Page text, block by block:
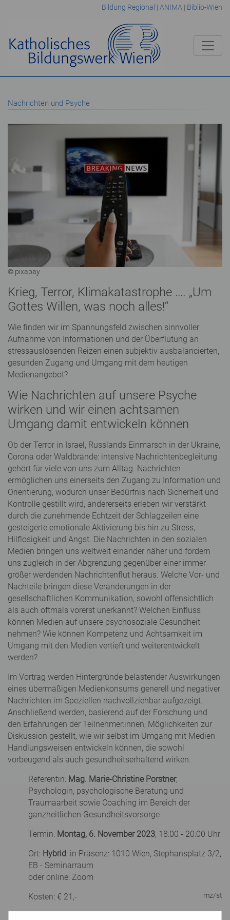
Bildung Regional | ANIMA | Biblio-Wien
Nachrichten und Psyche
© pixabay
Krieg, Terror, Klimakatastrophe …. „Um
Gottes Willen, was noch alles!“
Wie finden wir im Spannungsfeld zwischen sinnvoller
Aufnahme von Informationen und der Überflutung an
stressauslösenden Reizen einen subjektiv ausbalancierten,
gesunden Zugang und Umgang mit dem heutigen
Medienangebot?
Wie Nachrichten auf unsere Psyche
wirken und wir einen achtsamen
Umgang damit entwickeln können
Ob der Terror in Israel, Russlands Einmarsch in der Ukraine,
Corona oder Waldbrände: intensive Nachrichtenbegleitung
gehört für viele von uns zum Alltag. Nachrichten
ermöglichen uns einerseits den Zugang zu Information und
Orientierung, wodurch unser Bedürfnis nach Sicherheit und
Kontrolle gestillt wird, andererseits erleben wir verstärkt
durch die zunehmende Echtzeit der Schlagzeilen eine
gesteigerte emotionale Aktivierung bis hin zu Stress,
Hilflosigkeit und Angst. Die Nachrichten in den sozialen
Medien bringen uns weltweit einander näher und fordern
uns zugleich in der Abgrenzung gegenüber einer immer
größer werdenden Nachrichtenflut heraus. Welche Vor- und
Nachteile bringen diese Veränderungen in der
gesellschaftlichen Kommunikation, sowohl offensichtlich
als auch oftmals vorerst unerkannt? Welchen Einfluss
können Medien auf unsere psychosoziale Gesundheit
nehmen? Wie können Kompetenz und Achtsamkeit im
Umgang mit den Medien vertieft und weiterentwickelt
werden?
Im Vortrag werden Hintergründe belastender Auswirkungen
eines übermäßigen Medienkonsums generell und negativer
Nachrichten im Speziellen nachvollziehbar aufgezeigt.
Anschließend werden, basierend auf der Forschung und
den Erfahrungen der Teilnehmer:innen, Möglichkeiten zur
Diskussion gestellt, wie wir selbst im Umgang mit Medien
Handlungsweisen entwickeln können, die sowohl
vorbeugend als auch gesundheitserhaltend wirken.
Referentin: Mag. Marie-Christine Porstner,
Psychologin, psychologische Beratung und
Traumaarbeit sowie Coaching im Bereich der
ganzheitlichen Gesundheitsvorsorge
Termin: Montag, 6. November 2023, 18:00 - 20:00 Uhr
Ort: Hybrid: in Präsenz: 1010 Wien, Stephansplatz 3/2,
EB - Seminarraum
oder online: Zoom
Kosten: € 21,-
mz/st